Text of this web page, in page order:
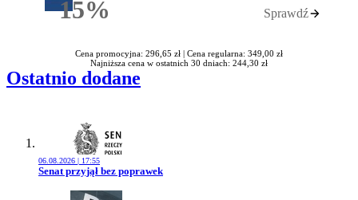
15%Rabatu Sprawdź
Cena promocyjna: 296,65 zł | Cena regularna: 349,00 zł
Najniższa cena w ostatnich 30 dniach: 244,30 zł
Ostatnio dodane
06.08.2026 | 17:55
Przejdź do artykułu:
Senat przyjął bez poprawek